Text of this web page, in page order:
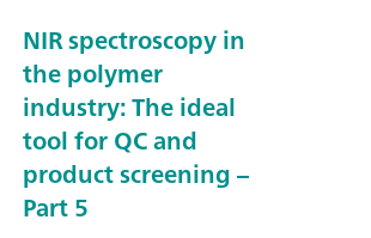
NIR spectroscopy in
the polymer
industry: The ideal
tool for QC and
product screening –
Part 5